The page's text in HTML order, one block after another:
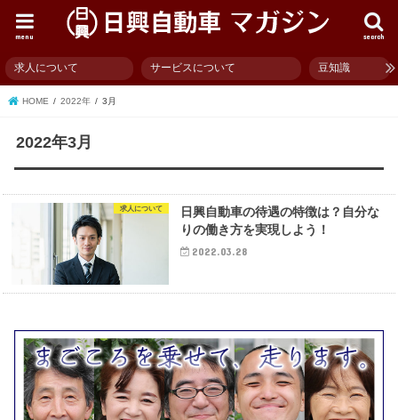
search
menu
求人について サービスについて 豆知識
HOME 2022年 3月
2022年3月
求人について
日興自動車の待遇の特徴は？自分な
りの働き方を実現しよう！
2022.03.28